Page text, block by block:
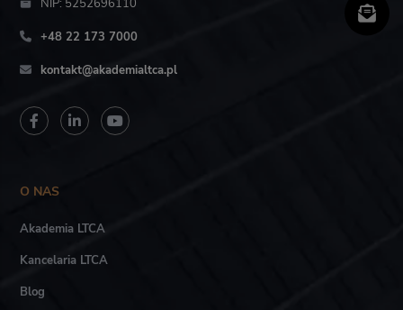
NIP: 5252696110
+48 22 173 7000
kontakt@akademialtca.pl
O NAS
Akademia LTCA
Kancelaria LTCA
Blog